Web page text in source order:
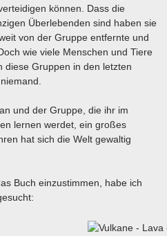
können. Dass die
Überlebenden sind haben sie
von der Gruppe entfernte und
wie viele Menschen und Tiere
diese Gruppen in den letzten
und der Gruppe, die ihr im
lernen werdet, ein großes
hat sich die Welt gewaltig
Buch einzustimmen, habe ich